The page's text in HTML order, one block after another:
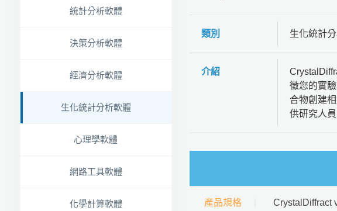
統計分析軟體
決策分析軟體
經濟分析軟體
生化統計分析軟體
心理學軟體
網路工具軟體
化學計算軟體
類別 生化統計
介紹
徵您的實
合物創建
供研究人
產品規格 CrystalDiffract